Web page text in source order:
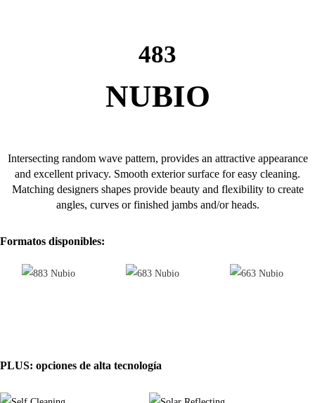
483
NUBIO
Intersecting random wave pattern, provides an attractive appearance
and excellent privacy. Smooth exterior surface for easy cleaning.
Matching designers shapes provide beauty and flexibility to create
angles, curves or finished jambs and/or heads.
Formatos disponibles:
PLUS: opciones de alta tecnología